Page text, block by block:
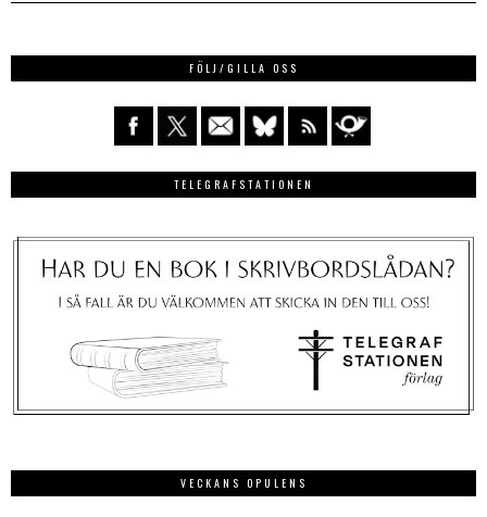
FÖLJ/GILLA OSS
TELEGRAFSTATIONEN
VECKANS OPULENS